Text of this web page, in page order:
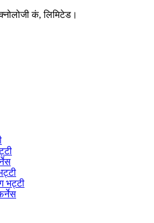
कं, लिमिटेड।
भट्टी